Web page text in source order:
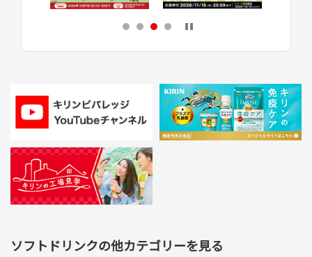
2 3 4
ソフトドリンクの他カテゴリーを見る